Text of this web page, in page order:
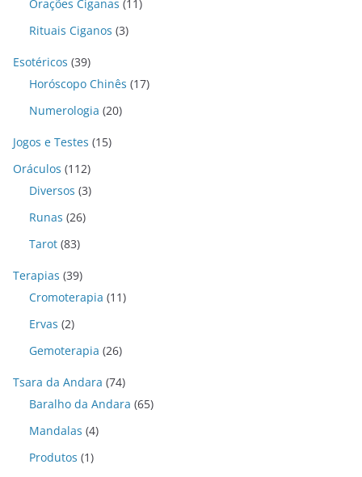
Orações Ciganas (11)
Rituais Ciganos (3)
Esotéricos (39)
Horóscopo Chinês (17)
Numerologia (20)
Jogos e Testes (15)
Oráculos (112)
Diversos (3)
Runas (26)
Tarot (83)
Terapias (39)
Cromoterapia (11)
Ervas (2)
Gemoterapia (26)
Tsara da Andara (74)
Baralho da Andara (65)
Mandalas (4)
Produtos (1)